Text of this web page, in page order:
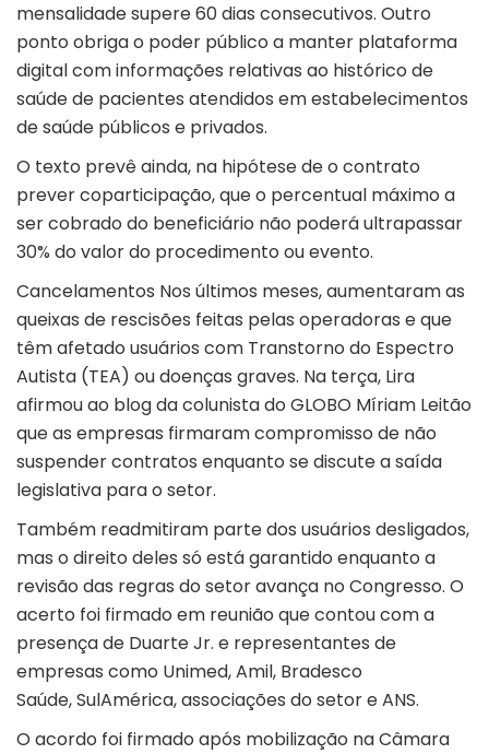
mensalidade supere 60 dias consecutivos. Outro
ponto obriga o poder público a manter plataforma
digital com informações relativas ao histórico de
saúde de pacientes atendidos em estabelecimentos
de saúde públicos e privados.
O texto prevê ainda, na hipótese de o contrato
prever coparticipação, que o percentual máximo a
ser cobrado do beneficiário não poderá ultrapassar
30% do valor do procedimento ou evento.
Cancelamentos Nos últimos meses, aumentaram as
queixas de rescisões feitas pelas operadoras e que
têm afetado usuários com Transtorno do Espectro
Autista (TEA) ou doenças graves. Na terça, Lira
afirmou ao blog da colunista do GLOBO Míriam Leitão
que as empresas firmaram compromisso de não
suspender contratos enquanto se discute a saída
legislativa para o setor.
Também readmitiram parte dos usuários desligados,
mas o direito deles só está garantido enquanto a
revisão das regras do setor avança no Congresso. O
acerto foi firmado em reunião que contou com a
presença de Duarte Jr. e representantes de
empresas como Unimed, Amil, Bradesco
Saúde, SulAmérica, associações do setor e ANS.
O acordo foi firmado após mobilização na Câmara